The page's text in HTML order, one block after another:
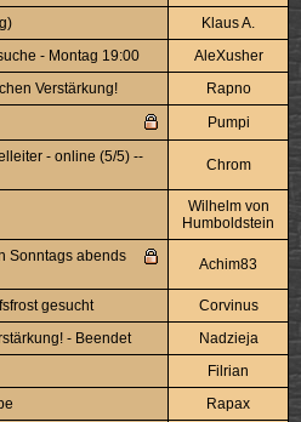
Klaus A.
- Montag 19:00
AleXusher
Verstärkung!
Rapno
Pumpi
- online (5/5) --
Chrom
Wilhelm von
Humboldstein
Sonntags abends
Achim83
gesucht
Corvinus
- Beendet
Nadzieja
Filrian
Rapax